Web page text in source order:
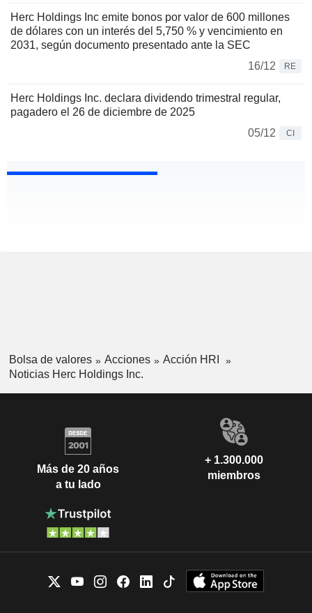
Herc Holdings Inc emite bonos por valor de 600 millones
de dólares con un interés del 5,750 % y vencimiento en
2031, según documento presentado ante la SEC
16/12
RE
Herc Holdings Inc. declara dividendo trimestral regular,
pagadero el 26 de diciembre de 2025
05/12
CI
Bolsa de valores Acciones
Acción HRI
Noticias Herc Holdings Inc.
Más de 20 años
a tu lado
+ 1.300.000
miembros